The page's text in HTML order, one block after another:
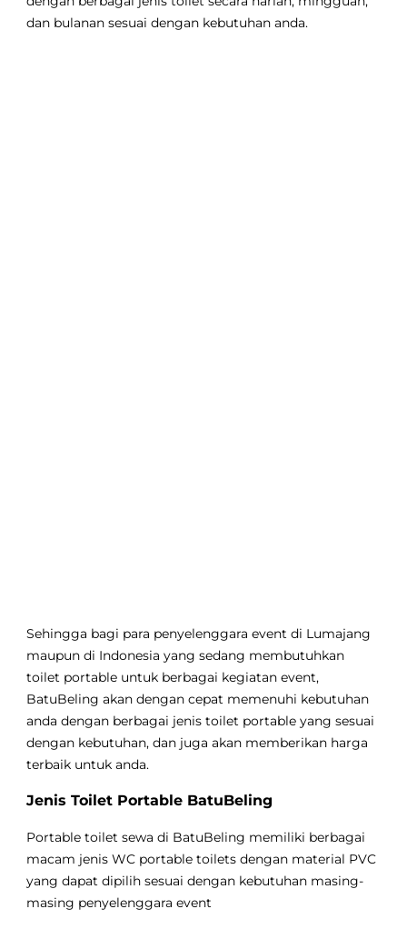
dan bulanan sesuai dengan kebutuhan anda.
Sehingga bagi para penyelenggara event di Lumajang
maupun di Indonesia yang sedang membutuhkan
toilet portable untuk berbagai kegiatan event,
BatuBeling akan dengan cepat memenuhi kebutuhan
anda dengan berbagai jenis toilet portable yang sesuai
dengan kebutuhan, dan juga akan memberikan harga
terbaik untuk anda.
Jenis Toilet Portable BatuBeling
Portable toilet sewa di BatuBeling memiliki berbagai
macam jenis WC portable toilets dengan material PVC
yang dapat dipilih sesuai dengan kebutuhan masing-
masing penyelenggara event